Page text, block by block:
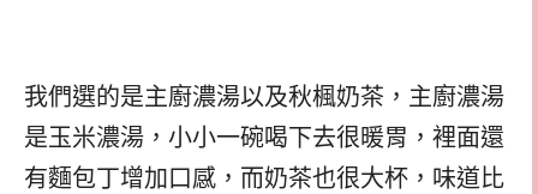
我們選的是主廚濃湯以及秋楓奶茶，主廚濃湯
是玉米濃湯，小小一碗喝下去很暖胃，裡面還
有麵包丁增加口感，而奶茶也很大杯，味道比